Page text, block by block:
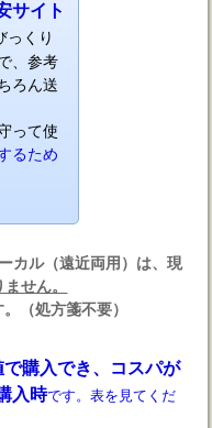
サイト
っくり
、参考
ろん送
って使
るため
カル（遠近両用）は、現
せん。
（処方箋不要）
で購入でき、コスパが
入時です。表を見てくだ